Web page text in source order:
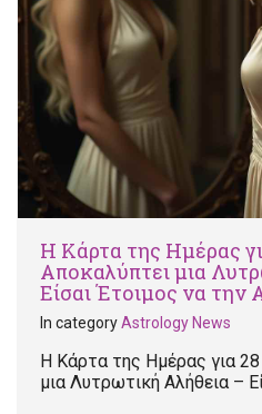
Η Κάρτα της Ημέρας
Αποκαλύπτει μια
Είσαι Έτοιμος να την
In categoryAstrology News
Η Κάρτα της Ημέρας για 28
μια Λυτρωτική Αλήθεια –